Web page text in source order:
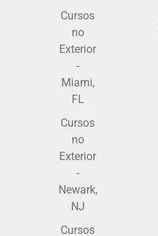
Cursos
no
Exterior
-
Miami,
FL
Cursos
no
Exterior
-
Newark,
NJ
Cursos